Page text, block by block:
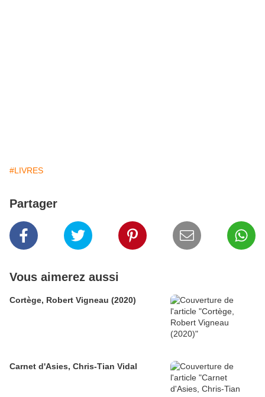
#LIVRES
Partager
Vous aimerez aussi
Cortège, Robert Vigneau (2020)
Carnet d'Asies, Chris-Tian Vidal